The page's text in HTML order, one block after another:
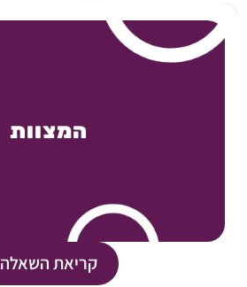
המצוות
קריאת השאלה